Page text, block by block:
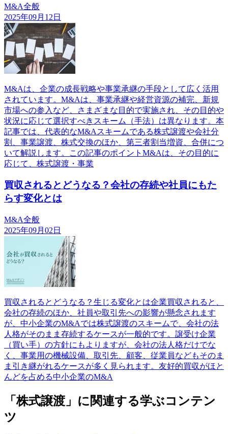
M&A全般
2025年09月12日
M&Aは、企業の成長戦略や事業承継の手段として広く活用
されています。M&Aは、事業承継や経営資源の補完、新規
市場への参入など、さまざまな目的で実施され、その目的や
状況に応じて選択すべきスキーム（手法）は異なります。本
記事では、代表的なM&Aスキームである株式譲渡や会社分
割、事業譲渡、株式交換のほか、第三者割当増資、合併につ
いて解説します。この記事のポイントM&Aは、その目的に
応じて、株式譲渡・事業
買収されるとどうなる？会社の存続や社員にもた
らす変化とは
M&A全般
2025年09月02日
買収されるとどうなる？生じる変化とは企業買収されると、
会社の存続のほか、社員や取引先への影響が懸念されます
が、中小企業のM&Aでは株式譲渡のスキームで、会社の法
人格がそのまま存続するケースが一般的です。譲受け企業
（買い手）の方針にもよりますが、会社の法人格だけでな
く、事業用の機械設備、取引先、顧客、従業員などもそのま
ま引き継がれるケースが多く見られます。友好的買収がほと
んどを占める中小企業のM&A
「株式譲渡」に関連する学ぶコンテン
ツ